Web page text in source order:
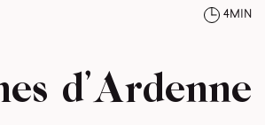
4min
d’Ardenne